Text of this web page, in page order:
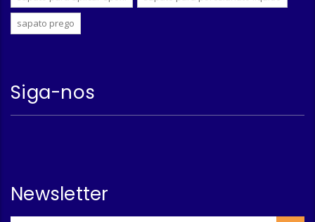
sapato prego
Siga-nos
Newsletter